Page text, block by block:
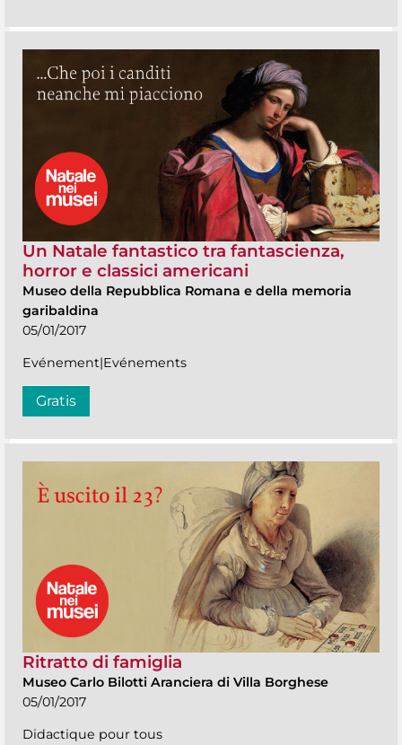
Un Natale fantastico tra fantascienza,
horror e classici americani
Museo della Repubblica Romana e della memoria
garibaldina
05/01/2017
Evénement|Evénements
Gratis
Ritratto di famiglia
Museo Carlo Bilotti Aranciera di Villa Borghese
05/01/2017
Didactique pour tous